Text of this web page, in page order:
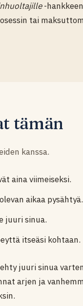
-
tai
tämän
kanssa.
aina viimeiseksi.
aikaa pysähtyä.
juuri sinua.
itseäsi kohtaan.
juuri sinua
arjen ja